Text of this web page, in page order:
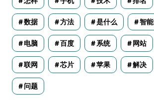
数据 方法 是什么 智能
电脑 百度 系统 网站
联网 芯片 苹果 解决
问题